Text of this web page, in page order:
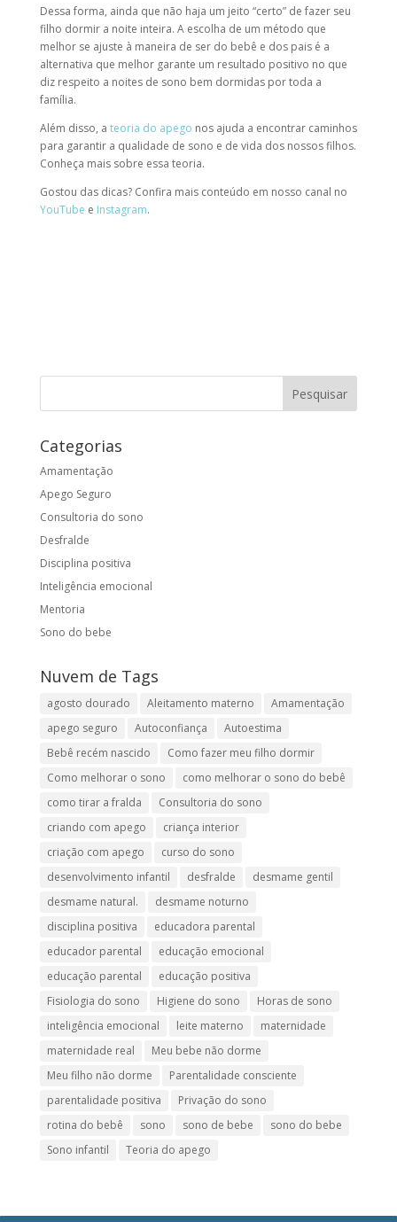
Dessa forma, ainda que não haja um jeito “certo” de fazer seu
filho dormir a noite inteira. A escolha de um método que
melhor se ajuste à maneira de ser do bebê e dos pais é a
alternativa que melhor garante um resultado positivo no que
diz respeito a noites de sono bem dormidas por toda a
família.
Além disso, a teoria do apego nos ajuda a encontrar caminhos
para garantir a qualidade de sono e de vida dos nossos filhos.
Conheça mais sobre essa teoria.
Gostou das dicas? Confira mais conteúdo em nosso canal no
YouTube e Instagram.
Categorias
Amamentação
Apego Seguro
Consultoria do sono
Desfralde
Disciplina positiva
Inteligência emocional
Mentoria
Sono do bebe
Nuvem de Tags
agosto dourado Aleitamento materno
Amamentação
apego seguro
Autoconfiança
Autoestima
Bebê recém nascido
Como fazer meu filho dormir
Como melhorar o sono
como melhorar o sono do bebê
como tirar a fralda
Consultoria do sono
criando com apego
criança interior
criação com apego
curso do sono
desenvolvimento infantil
desfralde
desmame gentil
desmame natural.
desmame noturno
disciplina positiva
educadora parental
educador parental
educação emocional
educação parental
educação positiva
Fisiologia do sono
Higiene do sono
Horas de sono
inteligência emocional
leite materno
maternidade
maternidade real
Meu bebe não dorme
Meu filho não dorme
Parentalidade consciente
parentalidade positiva
Privação do sono
rotina do bebê
sono sono de bebe
sono do bebe
Sono infantil
Teoria do apego